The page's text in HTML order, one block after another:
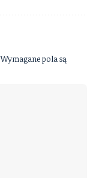
Wymagane pola są